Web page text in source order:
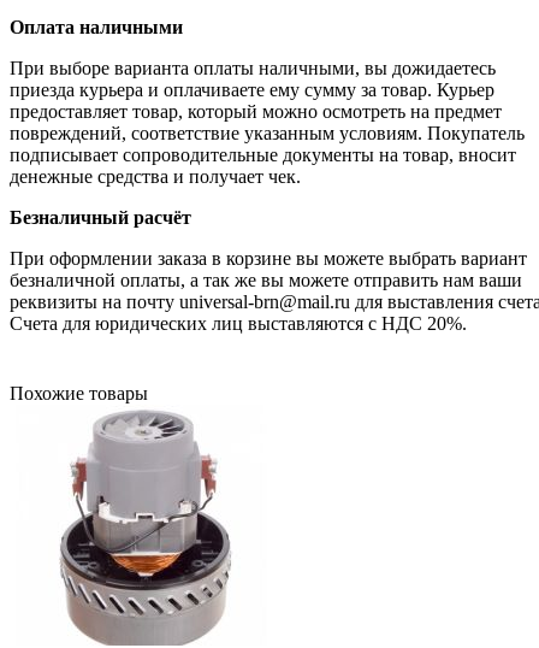
Оплата наличными
При выборе варианта оплаты наличными, вы дожидаетесь
приезда курьера и оплачиваете ему сумму за товар. Курьер
предоставляет товар, который можно осмотреть на предмет
повреждений, соответствие указанным условиям. Покупатель
подписывает сопроводительные документы на товар, вносит
денежные средства и получает чек.
Безналичный расчёт
При оформлении заказа в корзине вы можете выбрать вариант
безналичной оплаты, а так же вы можете отправить нам ваши
реквизиты на почту universal-brn@mail.ru для выставления
Счета для юридических лиц выставляются с НДС 20%.
Похожие товары